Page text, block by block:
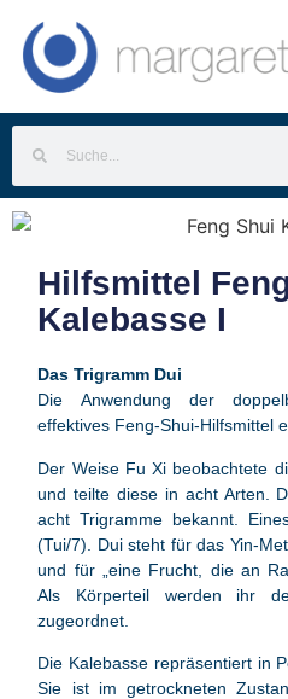
Hilfsmittel
Kalebasse I
Das Trigramm Dui
Die Anwendung der
effektives Feng-Shui-Hilfsmittel
Der Weise Fu Xi beobachtete
und teilte diese in acht Arten.
acht Trigramme bekannt.
(Tui/7). Dui steht für das Yin-
und für „eine Frucht, die an
Als Körperteil werden ihr
zugeordnet.
Die Kalebasse repräsentiert in
Sie ist im getrockneten